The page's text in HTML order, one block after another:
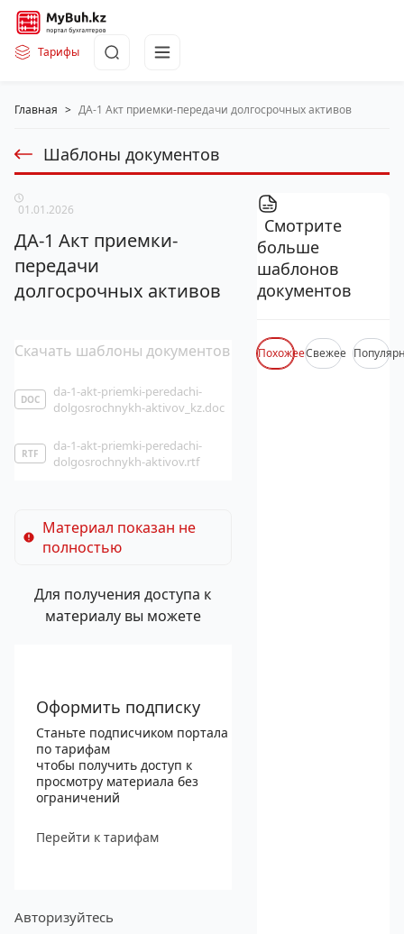
Тарифы
Главная > ДА-1 Акт приемки-передачи долгосрочных активов
Шаблоны документов
01.01.2026
ДА-1 Акт приемки-
передачи
долгосрочных активов
Скачать шаблоны документов
DOC
da-1-akt-priemki-peredachi-
dolgosrochnykh-aktivov_kz.doc
RTF
da-1-akt-priemki-peredachi-
dolgosrochnykh-aktivov.rtf
Материал показан не
полностью
Для получения доступа к
материалу вы можете
Оформить подписку
Станьте подписчиком портала
по тарифам
чтобы получить доступ к
просмотру материала без
ограничений
Перейти к тарифам
Авторизуйтесь
Смотрите
больше
шаблонов
документов
ПохожееСвежее